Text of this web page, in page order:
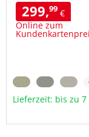
299,99 €
Online zum
Lieferzeit: bis zu 7